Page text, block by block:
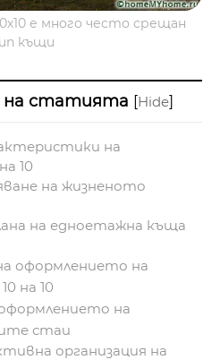
е много често срещан
къщи
на статията [Hide]
на
10
на жизненото
на едноетажна къща
оформлението на
на 10
на
стаи
организация на